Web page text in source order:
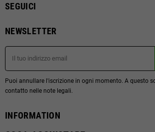
SEGUICI
NEWSLETTER
Puoi annullare l'iscrizione in ogni momento. A questo
contatto nelle note legali.
INFORMATION